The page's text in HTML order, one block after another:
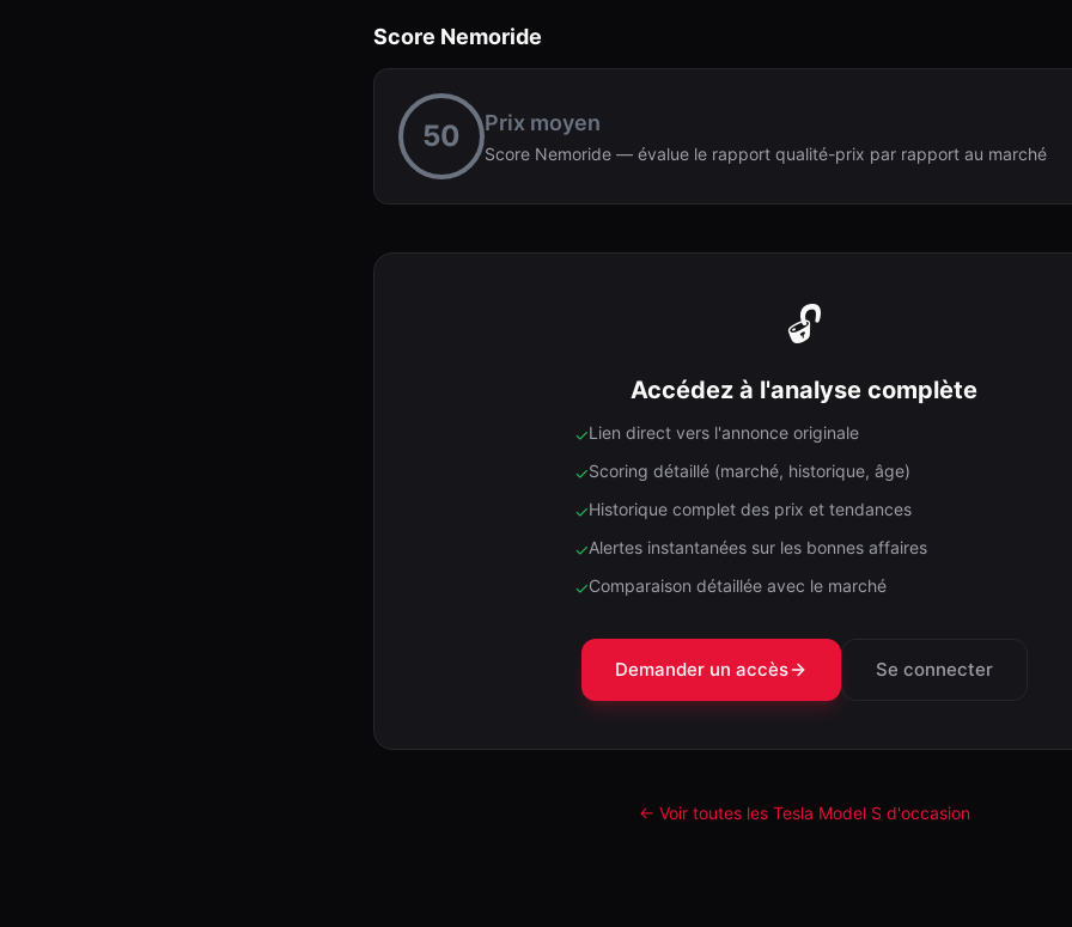
Score Nemoride
50 Prix moyen
Score Nemoride — évalue le rapport qualité-prix par rapport au marché
🔓
Accédez à l'analyse complète
✓Lien direct vers l'annonce originale
✓Scoring détaillé (marché, historique, âge)
✓Historique complet des prix et tendances
✓Alertes instantanées sur les bonnes affaires
✓Comparaison détaillée avec le marché
Demander un accès Se connecter
← Voir toutes les Tesla Model S d'occasion